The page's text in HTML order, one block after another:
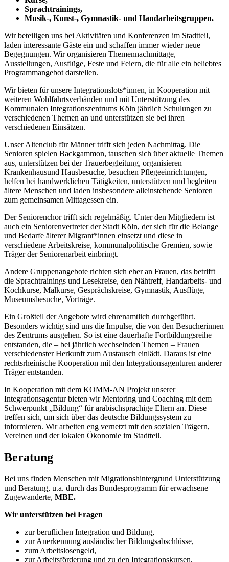
Sprachtrainings,
Musik-, Kunst-, Gymnastik- und Handarbeitsgruppen.
Wir beteiligen uns bei Aktivitäten und Konferenzen im Stadtteil,
laden interessante Gäste ein und schaffen immer wieder neue
Begegnungen. Wir organisieren Themennachmittage,
Ausstellungen, Ausflüge, Feste und Feiern, die für alle ein beliebtes
Programmangebot darstellen.
Wir bieten für unsere Integrationslots*innen, in Kooperation mit
weiteren Wohlfahrtsverbänden und mit Unterstützung des
Kommunalen Integrationszentrums Köln jährlich Schulungen zu
verschiedenen Themen an und unterstützen sie bei ihren
verschiedenen Einsätzen.
Unser Altenclub für Männer trifft sich jeden Nachmittag. Die
Senioren spielen Backgammon, tauschen sich über aktuelle Themen
aus, unterstützen bei der Trauerbegleitung, organisieren
Krankenhausund Hausbesuche, besuchen Pflegeeinrichtungen,
helfen bei handwerklichen Tätigkeiten, unterstützen und begleiten
ältere Menschen und laden insbesondere alleinstehende Senioren
zum gemeinsamen Mittagessen ein.
Der Seniorenchor trifft sich regelmäßig. Unter den Mitgliedern ist
auch ein Seniorenvertreter der Stadt Köln, der sich für die Belange
und Bedarfe älterer Migrant*innen einsetzt und diese in
verschiedene Arbeitskreise, kommunalpolitische Gremien, sowie
Träger der Seniorenarbeit einbringt.
Andere Gruppenangebote richten sich eher an Frauen, das betrifft
die Sprachtrainings und Lesekreise, den Nähtreff, Handarbeits- und
Kochkurse, Malkurse, Gesprächskreise, Gymnastik, Ausflüge,
Museumsbesuche, Vorträge.
Ein Großteil der Angebote wird ehrenamtlich durchgeführt.
Besonders wichtig sind uns die Impulse, die von den Besucherinnen
des Zentrums ausgehen. So ist eine dauerhafte Fortbildungsreihe
entstanden, die – bei jährlich wechselnden Themen – Frauen
verschiedenster Herkunft zum Austausch einlädt. Daraus ist eine
rechtsrheinische Kooperation mit den Integrationsagenturen anderer
Träger entstanden.
In Kooperation mit dem KOMM-AN Projekt unserer
Integrationsagentur bieten wir Mentoring und Coaching mit dem
Schwerpunkt „Bildung“ für arabischsprachige Eltern an. Diese
treffen sich, um sich über das deutsche Bildungssystem zu
informieren. Wir arbeiten eng vernetzt mit den sozialen Trägern,
Vereinen und der lokalen Ökonomie im Stadtteil.
Beratung
Bei uns finden Menschen mit Migrationshintergrund Unterstützung
und Beratung, u.a. durch das Bundesprogramm für erwachsene
Zugewanderte, MBE.
Wir unterstützen bei Fragen
zur beruflichen Integration und Bildung,
zur Anerkennung ausländischer Bildungsabschlüsse,
zum Arbeitslosengeld,
zur Arbeitsförderung und zu den Integrationskursen,